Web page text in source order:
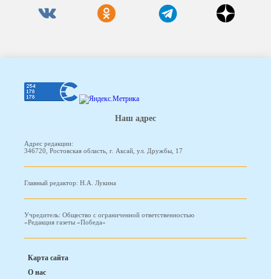
Наш адрес
Адрес редакции:
346720, Ростовская область, г. Аксай, ул. Дружбы, 17
Главный редактор: Н.А. Лукина
Учредитель: Общество с ограниченной ответственностью
«Редакция газеты «Победа»
Карта сайта
О нас